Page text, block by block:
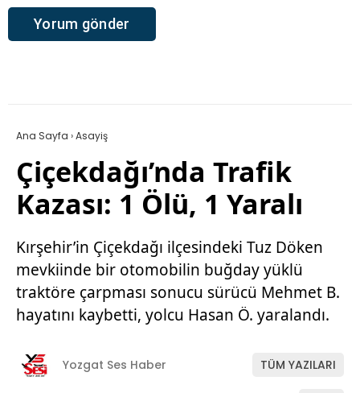
Ana Sayfa ›Asayiş
Çiçekdağı’nda Trafik
Kazası: 1 Ölü, 1 Yaralı
Kırşehir’in Çiçekdağı ilçesindeki Tuz Döken
mevkiinde bir otomobilin buğday yüklü
traktöre çarpması sonucu sürücü Mehmet B.
hayatını kaybetti, yolcu Hasan Ö. yaralandı.
Yozgat Ses Haber TÜM YAZILARI